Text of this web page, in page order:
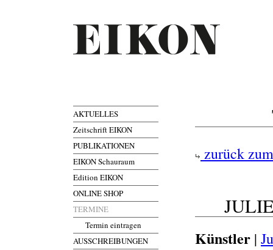
AKTUELLES
Zeitschrift EIKON
PUBLIKATIONEN
EIKON Schauraum
Edition EIKON
ONLINE SHOP
TERMINE
Termin eintragen
AUSSCHREIBUNGEN
zurück
Künstler |